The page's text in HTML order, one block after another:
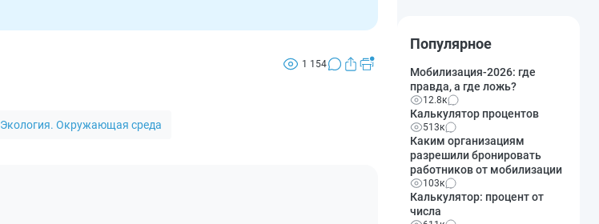
1 154
Экология. Окружающая среда
Популярное
Мобилизация-2026: где
правда, а где ложь?
12.8к
Калькулятор процентов
513к
Каким организациям
разрешили бронировать
работников от мобилизации
103к
Калькулятор: процент от
числа